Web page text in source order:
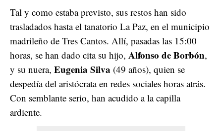
Tal y como estaba previsto, sus restos han sido
trasladados hasta el tanatorio La Paz, en el municipio
madrileño de Tres Cantos. Allí, pasadas las 15:00
horas, se han dado cita su hijo, Alfonso de Borbón,
y su nuera, Eugenia Silva (49 años), quien se
despedía del aristócrata en redes sociales horas atrás.
Con semblante serio, han acudido a la capilla
ardiente.